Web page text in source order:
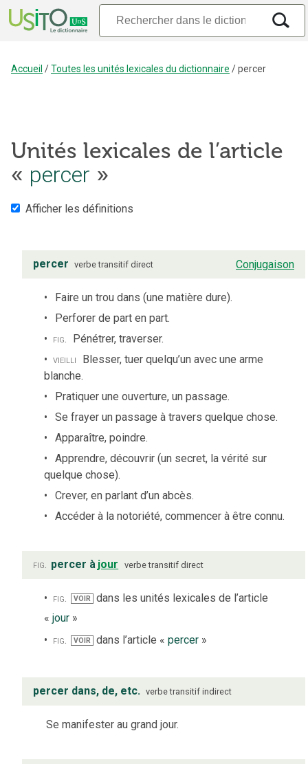
Accueil /Toutes les unités lexicales du dictionnaire /percer
Unités lexicales de l’article
« percer »
Afficher les définitions
percer verbe transitif direct Conjugaison
Faire un trou dans (une matière dure).
Perforer de part en part.
fig. Pénétrer, traverser.
vieilli Blesser, tuer quelqu’un avec une arme
blanche.
Pratiquer une ouverture, un passage.
Se frayer un passage à travers quelque chose.
Apparaître, poindre.
Apprendre, découvrir (un secret, la vérité sur
quelque chose).
Crever, en parlant d’un abcès.
Accéder à la notoriété, commencer à être connu.
fig. percer à jour verbe transitif direct
fig. VOIR dans les unités lexicales de l’article
« jour »
fig.
VOIR dans l’article « percer»
percer dans, de, etc. verbe transitif indirect
Se manifester au grand jour.